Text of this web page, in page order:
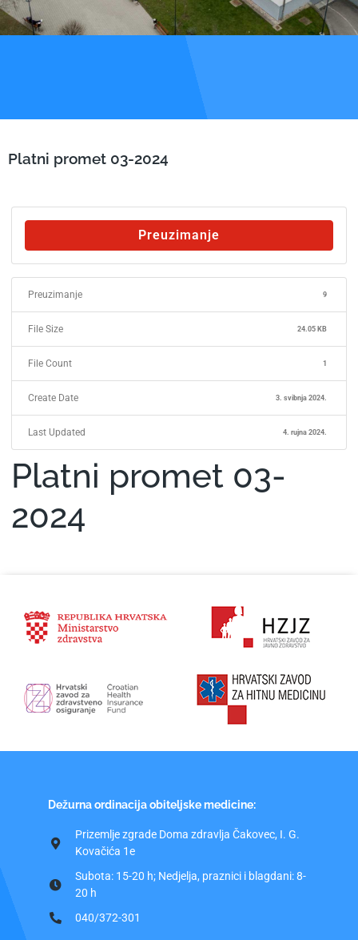
Platni promet 03-2024
Preuzimanje
Preuzimanje 9
File Size 24.05 KB
File Count 1
Create Date 3. svibnja 2024.
Last Updated 4. rujna 2024.
Platni promet 03-
2024
Dežurna ordinacija obiteljske medicine:
Prizemlje zgrade Doma zdravlja Čakovec, I. G.
Kovačića 1e
Subota: 15-20 h; Nedjelja, praznici i blagdani: 8-
20 h
040/372-301